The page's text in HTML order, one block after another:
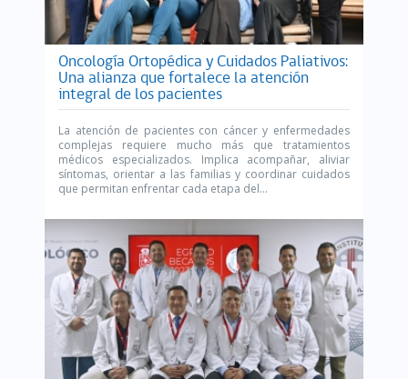
Oncología Ortopédica y Cuidados Paliativos:
Una alianza que fortalece la atención
integral de los pacientes
La atención de pacientes con cáncer y enfermedades
complejas requiere mucho más que tratamientos
médicos especializados. Implica acompañar, aliviar
síntomas, orientar a las familias y coordinar cuidados
que permitan enfrentar cada etapa del...